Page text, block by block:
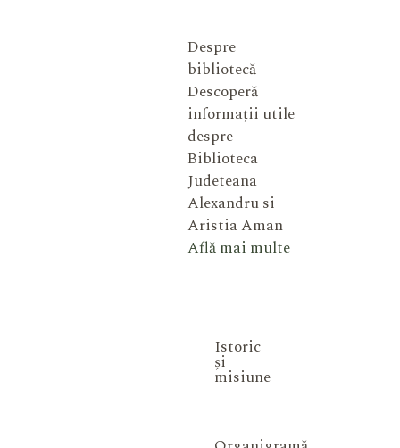
Despre
bibliotecă
Descoperă
informații utile
despre
Biblioteca
Judeteana
Alexandru si
Aristia Aman
Află mai multe
Istoric
și
misiune